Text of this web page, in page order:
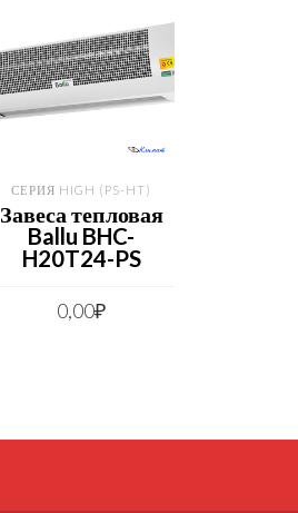
СЕРИЯ HIGH (PS-HT)
Завеса тепловая
Ballu BHC-
H20T24-PS
0,00₽